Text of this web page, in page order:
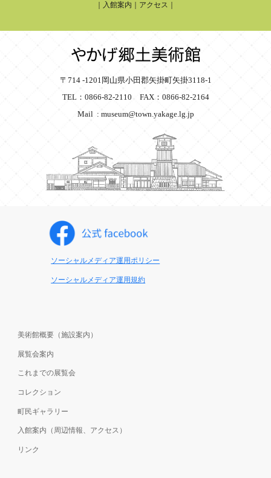
入館案内 アクセス
〒714 -1201岡山県小田郡矢掛町矢掛3118-1
TEL：0866-82-2110 FAX：0866-82-2164
Mail : museum@town.yakage.lg.jp
ソーシャルメディア運用ポリシー
ソーシャルメディア運用規約
美術館概要（施設案内）
展覧会案内
これまでの展覧会
コレクション
町民ギャラリー
入館案内（周辺情報、アクセス）
リンク